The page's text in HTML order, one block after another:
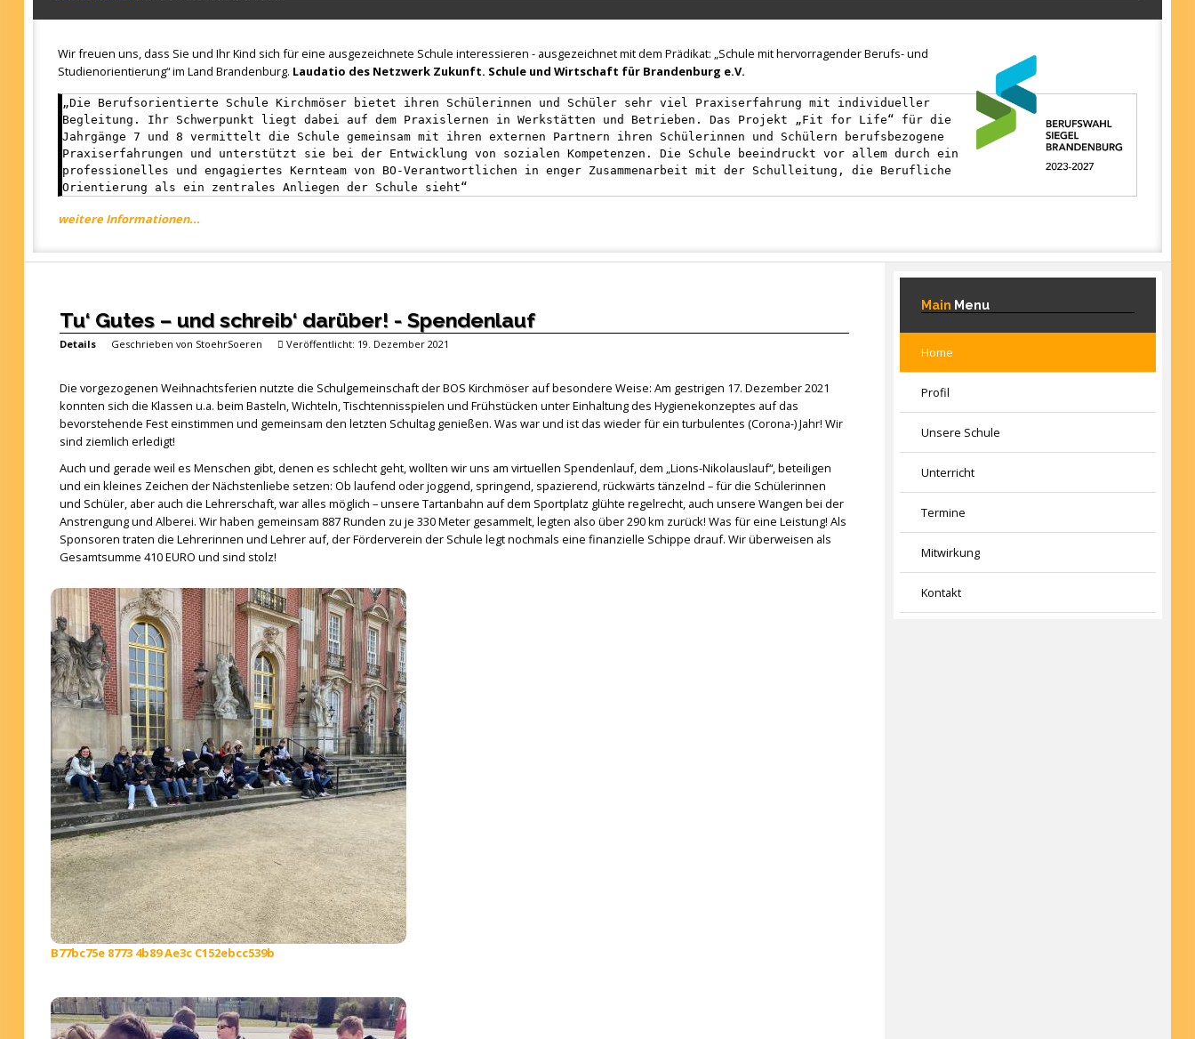
Wir freuen uns, dass Sie und Ihr Kind sich für eine ausgezeichnete Schule interessieren - ausgezeichnet mit dem Prädikat: „Schule mit hervorragender Berufs- und
Studienorientierung“ im Land Brandenburg. Laudatio des Netzwerk Zukunft. Schule und Wirtschaft für Brandenburg e.V.
„Die Berufsorientierte Schule Kirchmöser bietet ihren Schülerinnen und Schüler sehr viel Praxiserfahrung mit individueller
Begleitung. Ihr Schwerpunkt liegt dabei auf dem Praxislernen in Werkstätten und Betrieben. Das Projekt „Fit for Life“ für die
Jahrgänge 7 und 8 vermittelt die Schule gemeinsam mit ihren externen Partnern ihren Schülerinnen und Schülern berufsbezogene
Praxiserfahrungen und unterstützt sie bei der Entwicklung von sozialen Kompetenzen. Die Schule beeindruckt vor allem durch ein
professionelles und engagiertes Kernteam von BO-Verantwortlichen in enger Zusammenarbeit mit der Schulleitung, die Berufliche
Orientierung als ein zentrales Anliegen der Schule sieht“
weitere Informationen...
Tu‘ Gutes – und schreib‘ darüber! - Spendenlauf
Details Geschrieben von StoehrSoeren Veröffentlicht: 19. Dezember 2021
Die vorgezogenen Weihnachtsferien nutzte die Schulgemeinschaft der BOS Kirchmöser auf besondere Weise: Am gestrigen 17. Dezember 2021
konnten sich die Klassen u.a. beim Basteln, Wichteln, Tischtennisspielen und Frühstücken unter Einhaltung des Hygienekonzeptes auf das
bevorstehende Fest einstimmen und gemeinsam den letzten Schultag genießen. Was war und ist das wieder für ein turbulentes (Corona-) Jahr! Wir
sind ziemlich erledigt!
Auch und gerade weil es Menschen gibt, denen es schlecht geht, wollten wir uns am virtuellen Spendenlauf, dem „Lions-Nikolauslauf“, beteiligen
und ein kleines Zeichen der Nächstenliebe setzen: Ob laufend oder joggend, springend, spazierend, rückwärts tänzelnd – für die Schülerinnen
und Schüler, aber auch die Lehrerschaft, war alles möglich – unsere Tartanbahn auf dem Sportplatz glühte regelrecht, auch unsere Wangen bei der
Anstrengung und Alberei. Wir haben gemeinsam 887 Runden zu je 330 Meter gesammelt, legten also über 290 km zurück! Was für eine Leistung! Als
Sponsoren traten die Lehrerinnen und Lehrer auf, der Förderverein der Schule legt nochmals eine finanzielle Schippe drauf. Wir überweisen als
Gesamtsumme 410 EURO und sind stolz!
B77bc75e 8773 4b89 Ae3c C152ebcc539b
Main Menu
Home
Profil
Unsere Schule
Unterricht
Termine
Mitwirkung
Kontakt